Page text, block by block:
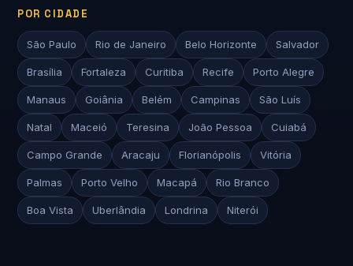
POR CIDADE
São Paulo Rio de Janeiro Belo Horizonte Salvador
Brasília Fortaleza Curitiba Recife Porto Alegre
Manaus Goiânia Belém Campinas São Luís
Natal Maceió Teresina João Pessoa Cuiabá
Campo Grande Aracaju Florianópolis Vitória
Palmas Porto Velho Macapá Rio Branco
Boa Vista Uberlândia Londrina Niterói